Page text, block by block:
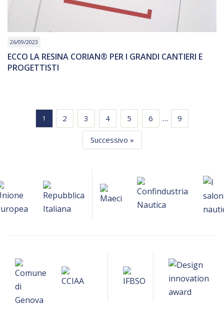
26/09/2023
ECCO LA RESINA CORIAN®️ PER I GRANDI CANTIERI E
PROGETTISTI
1 2 3 4 5 6 … 9
Successivo »